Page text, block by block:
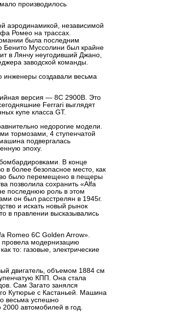
производилось
аэродинамикой, независимой
Ромео на трассах.
была последним
Бенито Муссолини был крайне
в Лянчу неугодивший Джано,
заводской команды.
создавали весьма
версия — 8C 2900B. Это
Ferrari выглядят
купе класса GT.
недорогие модели.
тормозами, 4 ступенчатой
подвергалась
эпоху.
В конце
в более безопасное место, как
было перемещено в пещеры
позволила сохранить «Alfa
последнюю роль в этом
он был расстрелян в 1945г.
и искать новый рынок
в правлении высказывались
Romeo 6C Golden Arrow».
провела модернизацию
то: газовые, электрические
двигатель, объемом 1884 см
КПП. Она стала
Сам Загато занялся
Кутюрье с Кастаньей. Машина
весьма успешно
автомобилей в год.